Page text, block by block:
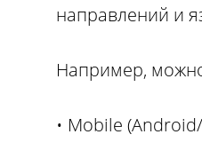
направлений и
Например,
• Mobile